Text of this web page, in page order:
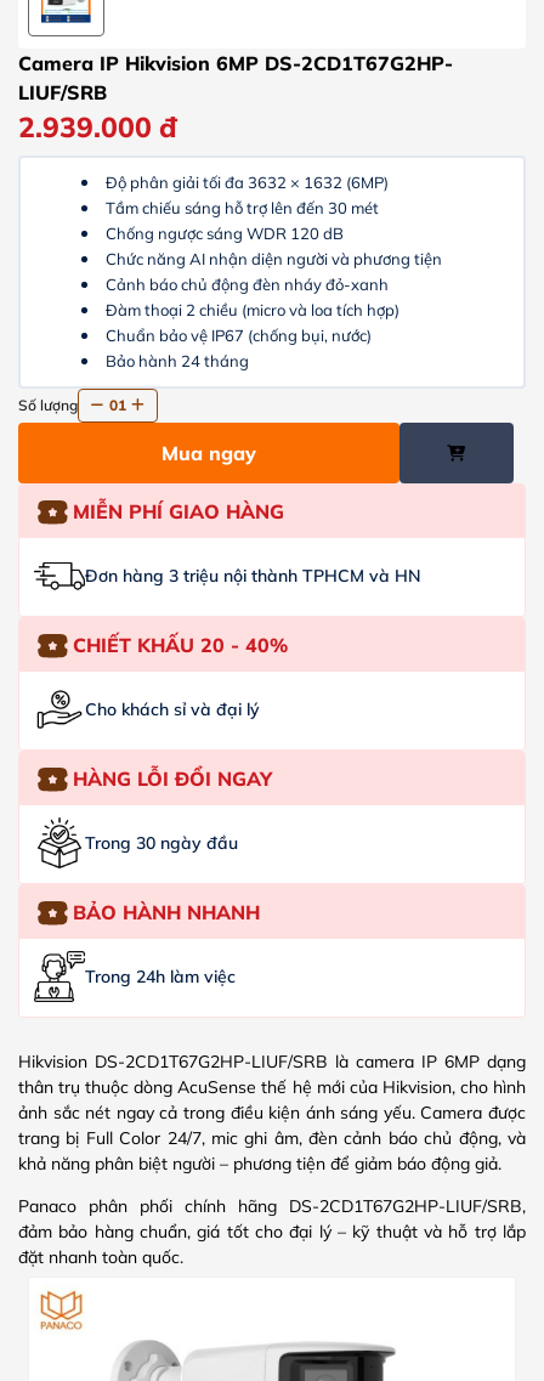
Camera IP Hikvision 6MP DS-2CD1T67G2HP-
LIUF/SRB
2.939.000 đ
Độ phân giải tối đa 3632 × 1632 (6MP)
Tầm chiếu sáng hỗ trợ lên đến 30 mét
Chống ngược sáng WDR 120 dB
Chức năng AI nhận diện người và phương tiện
Cảnh báo chủ động đèn nháy đỏ-xanh
Đàm thoại 2 chiều (micro và loa tích hợp)
Chuẩn bảo vệ IP67 (chống bụi, nước)
Bảo hành 24 tháng
Số lượng 01
Mua ngay
MIỄN PHÍ GIAO HÀNG
Đơn hàng 3 triệu nội thành TPHCM và HN
CHIẾT KHẤU 20 - 40%
Cho khách sỉ và đại lý
HÀNG LỖI ĐỔI NGAY
Trong 30 ngày đầu
BẢO HÀNH NHANH
Trong 24h làm việc
Hikvision DS-2CD1T67G2HP-LIUF/SRB là camera IP 6MP dạng
thân trụ thuộc dòng AcuSense thế hệ mới của Hikvision, cho hình
ảnh sắc nét ngay cả trong điều kiện ánh sáng yếu. Camera được
trang bị Full Color 24/7, mic ghi âm, đèn cảnh báo chủ động, và
khả năng phân biệt người – phương tiện để giảm báo động giả.
Panaco phân phối chính hãng DS-2CD1T67G2HP-LIUF/SRB,
đảm bảo hàng chuẩn, giá tốt cho đại lý – kỹ thuật và hỗ trợ lắp
đặt nhanh toàn quốc.